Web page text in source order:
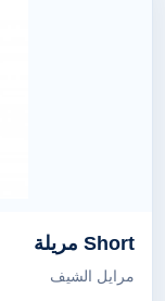
Short مريلة
مرايل الشيف